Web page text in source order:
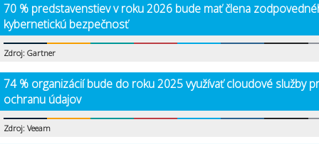
70 % predstavenstiev v roku 2026 bude mať člena
kybernetickú bezpečnosť
Zdroj: Gartner
74 % organizácií bude do roku 2025 využívať cloudové služby
ochranu údajov
Zdroj: Veeam